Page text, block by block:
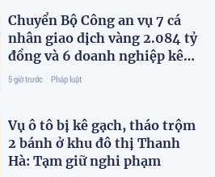
Chuyển Bộ Công an vụ 7 cá
nhân giao dịch vàng 2.084 tỷ
đồng và 6 doanh nghiệp kê
khai sai thuế
5 giờ trước Pháp luật
Vụ ô tô bị kê gạch, tháo trộm
2 bánh ở khu đô thị Thanh
Hà: Tạm giữ nghi phạm